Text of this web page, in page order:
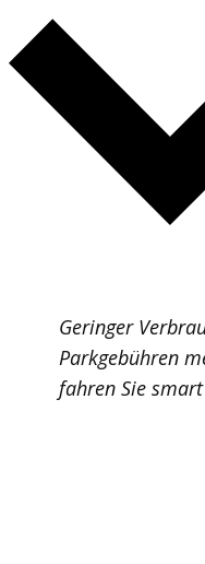
Geringer
Parkgebühren
fahren Sie